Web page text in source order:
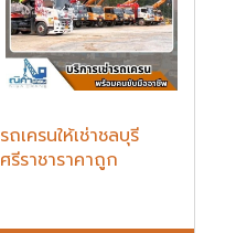
รถเครนให้เช่าชลบุรี
ศรีราชาราคาถูก